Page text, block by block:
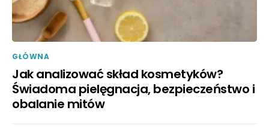
GŁÓWNA
Jak analizować skład kosmetyków?
Świadoma pielęgnacja, bezpieczeństwo i
obalanie mitów